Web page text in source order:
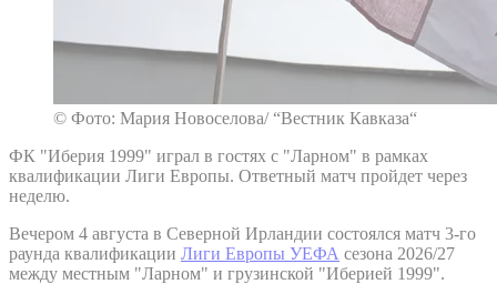
© Фото: Мария Новоселова/ “Вестник Кавказа“
ФК "Иберия 1999" играл в гостях с "Ларном" в рамках
квалификации Лиги Европы. Ответный матч пройдет через
неделю.
Вечером 4 августа в Северной Ирландии состоялся матч 3-го
раунда квалификации Лиги Европы УЕФА сезона 2026/27
между местным "Ларном" и грузинской "Иберией 1999".